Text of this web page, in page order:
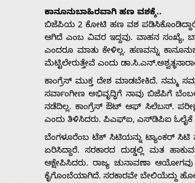
ಕಾನೂನುಬಾಹಿರವಾಗಿ ಹಣ ವಶಕ್ಕೆ..
ಬಿಜೆಪಿಯ 2 ಕೋಟಿ ಹಣ ವಶ ಪಡಿಸಿಕೊಂಡಿದ್ದಾರೆ.
ಆಗಿದೆ ಎಂಬ ವಿವರ ಇದ್ದವು. ವಾಹನ ಸಂಖ್ಯೆ,
ಎಂದರೂ ಮಾತು ಕೇಳಿಲ್ಲ. ಹಣವನ್ನು
ಮೆಟ್ಟಿಲೇರುತ್ತೇವೆ ಎಂದು
ಕಾಂಗ್ರೆಸ್ ಮುಕ್ತ ದೇಶ ಮಾಡಬೇಕಿದೆ. ನಮ್ಮ
ಸರ್ವಾಂಗೀಣ ಅಭಿವೃದ್ಧಿಗೆ ನಾವು ಬಿಜೆಪಿಗೆ
ನಡೆದಿಲ್ಲ. ಕಾಂಗ್ರೆಸ್ ಔಟ್ ಆಫ್ ಸಿಲೆಬಸ್.
ಎಂದು ತಿಳಿಸಿದರು. ಪಿಎಫ್‍ಐ, ಎಸ್‍ಡಿಪಿಐ ಓಲೈಕೆ
ಬೆಂಗಳೂರೆಂಬ ಟೆಕ್ ಸಿಟಿಯನ್ನು ಟ್ಯಾಂಕರ್ ಸಿಟಿ
ಏರಿಸಿದ್ದಾರೆ. ಸರಕಾರದ ದುಡ್ಡಲ್ಲಿ ಮತ
ಆಕ್ಷೇಪಿಸಿದರು. ರಾಜ್ಯ ಚುನಾವಣಾ
ಕೈಗೊಂಬೆಯಾಗಿದೆ. ಸರಕಾರವೇ ಬೇಲಿಯೆದ್ದು